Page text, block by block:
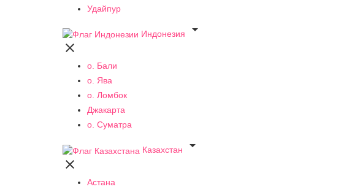
Удайпур
Индонезия


о. Бали
о. Ява
о. Ломбок
Джакарта
о. Суматра
Казахстан


Астана